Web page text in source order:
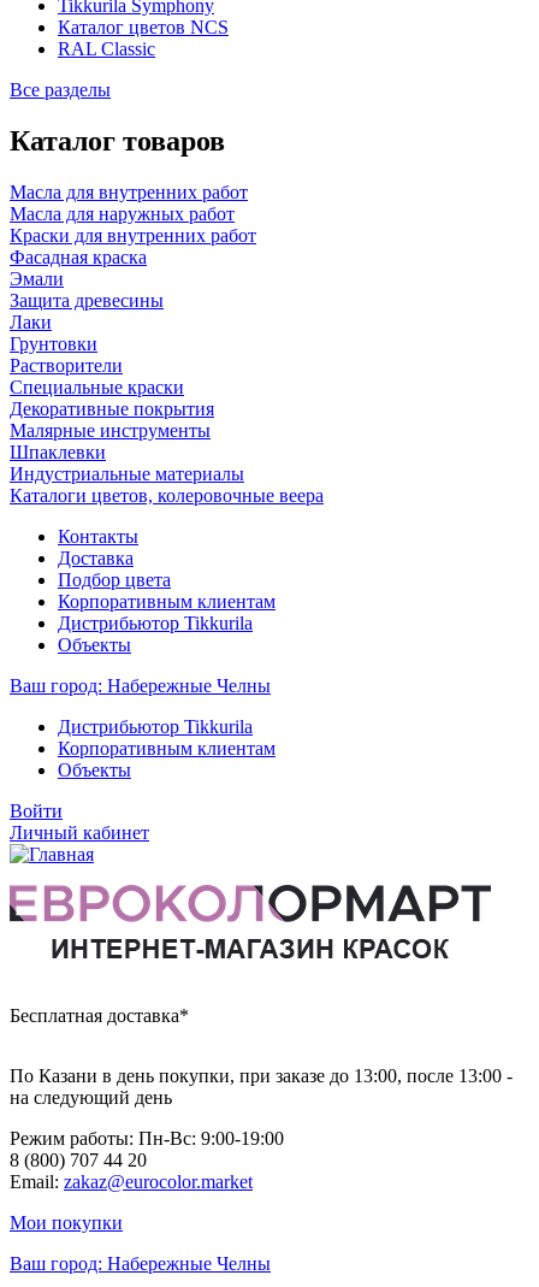
Tikkurila Symphony
Каталог цветов NCS
RAL Classic
Все разделы
Каталог товаров
Масла для внутренних работ
Масла для наружных работ
Краски для внутренних работ
Фасадная краска
Эмали
Защита древесины
Лаки
Грунтовки
Растворители
Специальные краски
Декоративные покрытия
Малярные инструменты
Шпаклевки
Индустриальные материалы
Каталоги цветов, колеровочные веера
Контакты
Доставка
Подбор цвета
Корпоративным клиентам
Дистрибьютор Tikkurila
Объекты
Ваш город: Набережные Челны
Дистрибьютор Tikkurila
Корпоративным клиентам
Объекты
Войти
Личный кабинет
Бесплатная доставка*
По Казани в день покупки, при заказе до 13:00, после 13:00 -
на следующий день
Режим работы: Пн-Вc: 9:00-19:00
8 (800) 707 44 20
Email: zakaz@eurocolor.market
Мои покупки
Ваш город: Набережные Челны